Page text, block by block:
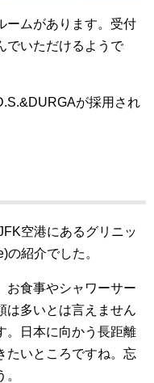
ームがあります。受付
でいただけるようで
が採用され
空港にあるグリニッ
紹介でした。
お食事やシャワーサー
は多いとは言えません
。日本に向かう長距離
たいところですね。忘